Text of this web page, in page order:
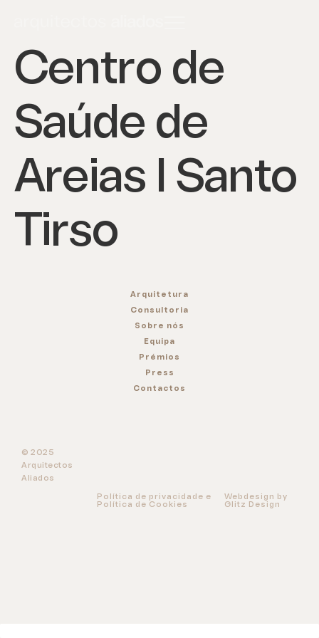
Centro de
Saúde de
Areias I Santo
Tirso
Arquitetura
Consultoria
Sobre nós
Equipa
Prémios
Press
Contactos
© 2025
Arquitectos
Aliados
Política de privacidade e
Política de Cookies
Webdesign by
Glitz Design